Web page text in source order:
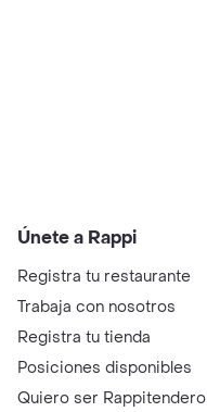
Únete a Rappi
Registra tu restaurante
Trabaja con nosotros
Registra tu tienda
Posiciones disponibles
Quiero ser Rappitendero